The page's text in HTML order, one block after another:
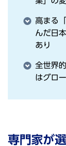
⾼まる
んだ⽇
あり
全世界
はグロ
専⾨家が